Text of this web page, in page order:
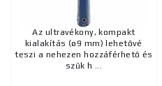
Az ultravékony, kompakt
kialakítás (ø9 mm) lehetővé
teszi a nehezen hozzáférhető és
szűk h ...